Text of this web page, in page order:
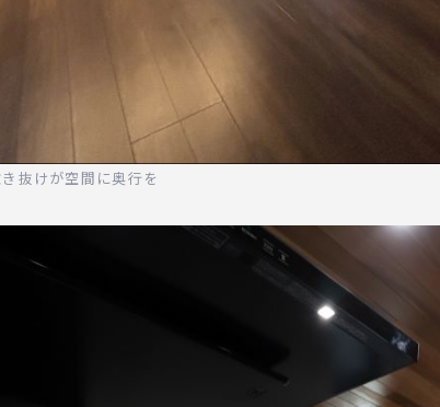
抜けが空間に奥行を